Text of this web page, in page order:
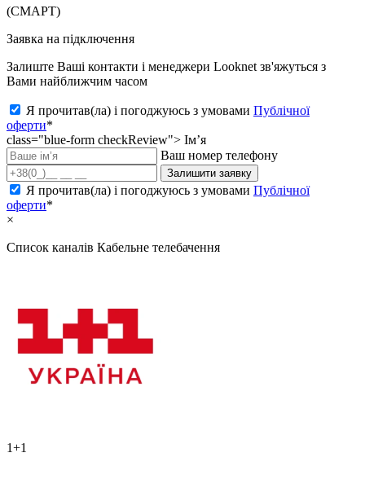
(СМАРТ)
Заявка на підключення
Залиште Ваші контакти і менеджери Looknet зв'яжуться з
Вами найближчим часом
Я прочитав(ла) і погоджуюсь з умовами Публічної
оферти*
class="blue-form checkReview"> Ім’я
Ваш номер телефону
Залишити заявку
Я прочитав(ла) і погоджуюсь з умовами Публічної
оферти*
×
Список каналів Кабельне телебачення
1+1